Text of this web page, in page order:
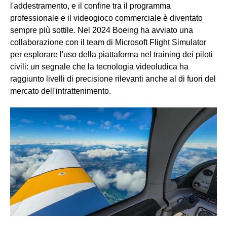
l'addestramento, e il confine tra il programma
professionale e il videogioco commerciale è diventato
sempre più sottile. Nel 2024 Boeing ha avviato una
collaborazione con il team di Microsoft Flight Simulator
per esplorare l'uso della piattaforma nel training dei piloti
civili: un segnale che la tecnologia videoludica ha
raggiunto livelli di precisione rilevanti anche al di fuori del
mercato dell'intrattenimento.